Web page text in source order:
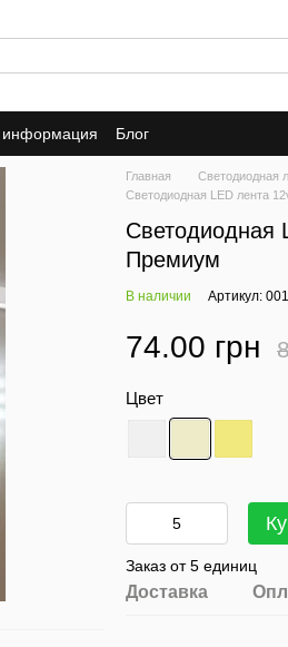
информация Блог
Главная Светодиодная
Светодиодная LED лента
Светодиодная
Премиум
В наличии Артикул:
74.00 грн
Цвет
Заказ от 5 единиц
Доставка